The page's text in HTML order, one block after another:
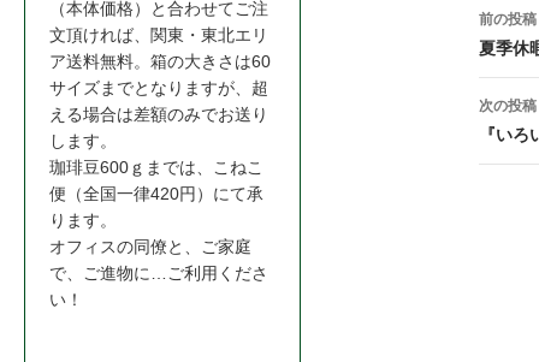
投
稿
ナ
ビ
前の投稿
夏季休
次の投稿
『い
（本体価格）と合わせてご注
文頂ければ、関東・東北エリ
ア送料無料。箱の大きさは60
サイズまでとなりますが、超
える場合は差額のみでお送り
します。
珈琲豆600ｇまでは、こねこ
便（全国一律420円）にて承
ります。
オフィスの同僚と、ご家庭
で、ご進物に…ご利用くださ
い！